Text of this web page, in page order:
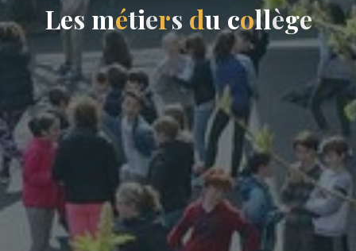
Les métiers du collège